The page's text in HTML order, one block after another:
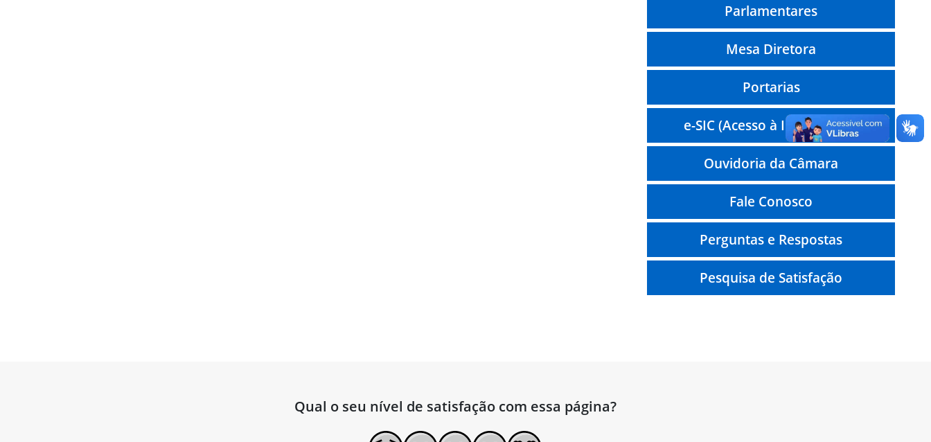
Parlamentares
Mesa Diretora
Portarias
e-SIC (Acesso à Informação)
Ouvidoria da Câmara
Fale Conosco
Perguntas e Respostas
Pesquisa de Satisfação
Qual o seu nível de satisfação com essa página?